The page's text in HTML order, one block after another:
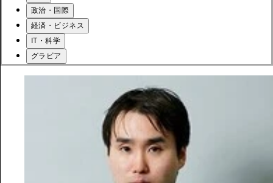
政治・国際
経済・ビジネス
IT・科学
グラビア